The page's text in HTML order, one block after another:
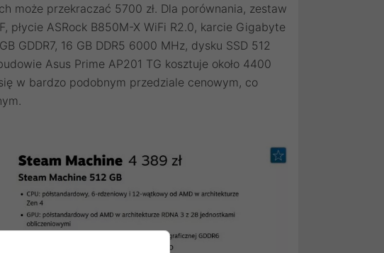
może przekraczać 5700 zł. Dla porównania, zestaw
płycie ASRock B850M-X WiFi R2.0, karcie Gigabyte
GDDR7, 16 GB DDR5 6000 MHz, dysku SSD 512
Asus Prime AP201 TG kosztuje około 4400
w bardzo podobnym przedziale cenowym, co